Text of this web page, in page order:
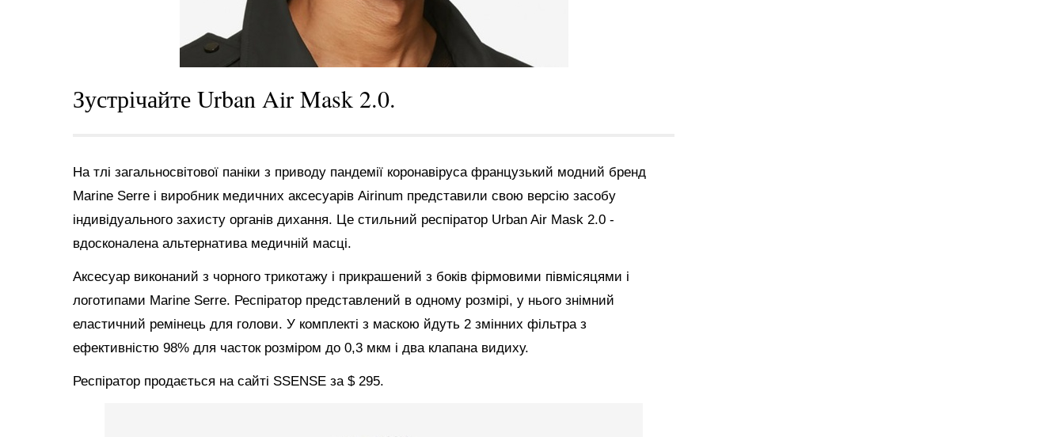
Зустрічайте Urban Air Mask 2.0.
На тлі загальносвітової паніки з приводу пандемії коронавіруса французький модний бренд
Marine Serre і виробник медичних аксесуарів Airinum представили свою версію засобу
індивідуального захисту органів дихання. Це стильний респіратор Urban Air Mask 2.0 -
вдосконалена альтернатива медичній масці.
Аксесуар виконаний з чорного трикотажу і прикрашений з боків фірмовими півмісяцями і
логотипами Marine Serre. Респіратор представлений в одному розмірі, у нього знімний
еластичний ремінець для голови. У комплекті з маскою йдуть 2 змінних фільтра з
ефективністю 98% для часток розміром до 0,3 мкм і два клапана видиху.
Респіратор продається на сайті SSENSE за $ 295.